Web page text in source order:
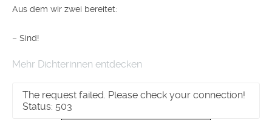
Aus dem wir zwei bereitet:
– Sind!
Mehr Dichterinnen entdecken
The request failed. Please check your connection!
Status: 503